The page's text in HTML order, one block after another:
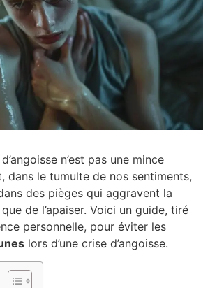
n’est pas une mince
dans le tumulte de nos sentiments,
des pièges qui aggravent la
de l’apaiser. Voici un guide, tiré
personnelle, pour éviter les
lors d’une crise d’angoisse.